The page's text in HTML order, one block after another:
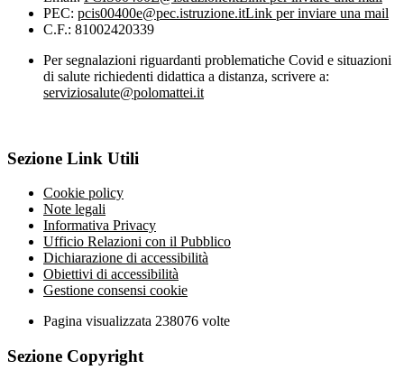
PEC: pcis00400e@pec.istruzione.itLink per inviare una mail
C.F.: 81002420339
Per segnalazioni riguardanti problematiche Covid e situazioni
di salute richiedenti didattica a distanza, scrivere a:
serviziosalute@polomattei.it
Sezione Link Utili
Cookie policy
Note legali
Informativa Privacy
Ufficio Relazioni con il Pubblico
Dichiarazione di accessibilità
Obiettivi di accessibilità
Gestione consensi cookie
Pagina visualizzata 238076 volte
Sezione Copyright